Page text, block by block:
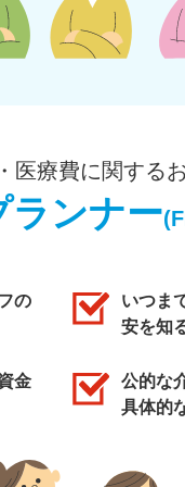
医療費に関する
ランナー
の
いつま
安を知
金
公的な
具体的